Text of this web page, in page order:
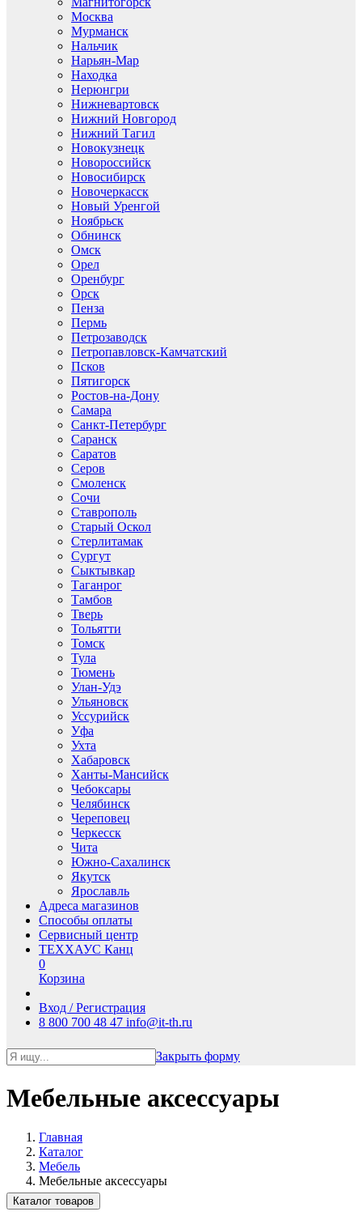
Москва
Мурманск
Нальчик
Нарьян-Мар
Находка
Нерюнгри
Нижневартовск
Нижний Новгород
Нижний Тагил
Новокузнецк
Новороссийск
Новосибирск
Новочеркасск
Новый Уренгой
Ноябрьск
Обнинск
Омск
Орел
Оренбург
Орск
Пенза
Пермь
Петрозаводск
Петропавловск-Камчатский
Псков
Пятигорск
Ростов-на-Дону
Самара
Санкт-Петербург
Саранск
Саратов
Серов
Смоленск
Сочи
Ставрополь
Старый Оскол
Стерлитамак
Сургут
Сыктывкар
Таганрог
Тамбов
Тверь
Тольятти
Томск
Тула
Тюмень
Улан-Удэ
Ульяновск
Уссурийск
Уфа
Ухта
Хабаровск
Ханты-Мансийск
Чебоксары
Челябинск
Череповец
Черкесск
Чита
Южно-Сахалинск
Якутск
Ярославль
Адреса магазинов
Способы оплаты
Сервисный центр
ТЕХХАУС Канц
0
Корзина
Вход / Регистрация
8 800 700 48 47 info@it-th.ru
Закрыть форму
Мебельные аксессуары
Главная
Каталог
Мебель
Мебельные аксессуары
Каталог товаров